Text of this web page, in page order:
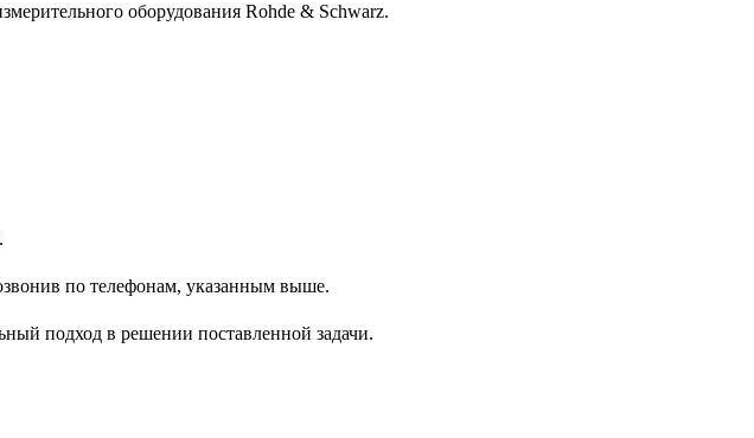
оборудования Rohde & Schwarz.
по телефонам, указанным выше.
подход в решении поставленной задачи.